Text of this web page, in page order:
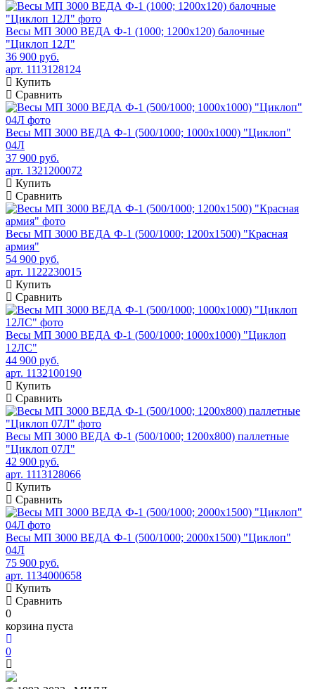
Весы МП 3000 ВЕДА Ф-1 (1000; 1200х120) балочные
"Циклоп 12Л"
36 900 руб.
арт. 1113128124
Купить
Сравнить
Весы МП 3000 ВЕДА Ф-1 (500/1000; 1000х1000) "Циклоп"
04Л
37 900 руб.
арт. 1321200072
Купить
Сравнить
Весы МП 3000 ВЕДА Ф-1 (500/1000; 1200х1500) "Красная
армия"
54 900 руб.
арт. 1122230015
Купить
Сравнить
Весы МП 3000 ВЕДА Ф-1 (500/1000; 1000х1000) "Циклоп
12ЛС"
44 900 руб.
арт. 1132100190
Купить
Сравнить
Весы МП 3000 ВЕДА Ф-1 (500/1000; 1200х800) паллетные
"Циклоп 07Л"
42 900 руб.
арт. 1113128066
Купить
Сравнить
Весы МП 3000 ВЕДА Ф-1 (500/1000; 2000х1500) "Циклоп"
04Л
75 900 руб.
арт. 1134000658
Купить
Сравнить
0
корзина пуста
0